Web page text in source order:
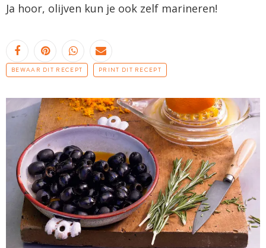
Ja hoor, olijven kun je ook zelf marineren!
BEWAAR DIT RECEPT PRINT DIT RECEPT